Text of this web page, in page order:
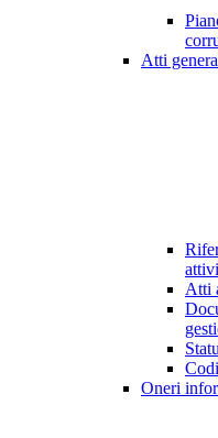
Atti
Atti
Oneri